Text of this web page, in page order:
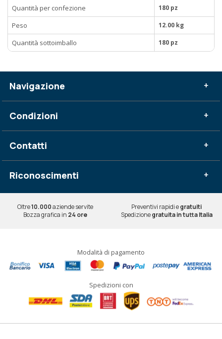
Quantità per confezione 180 pz
Peso 12.00 kg
Quantità sottoimballo 180 pz
Navigazione +
Condizioni +
Contatti +
Riconoscimenti +
Oltre10.000aziende servite Preventivi rapidi egratuiti
Bozza grafica in 24 ore Spedizionegratuita in tutta Italia
Modalità di pagamento
Spedizioni con